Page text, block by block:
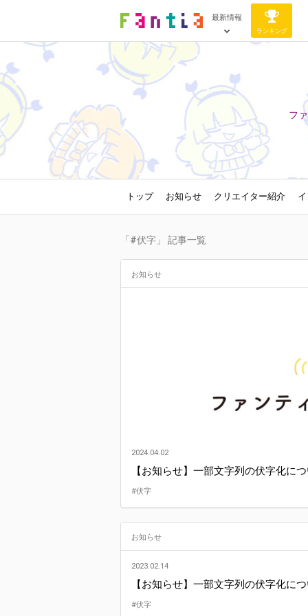
最新情報
ランキング
フ
トップ お知らせ クリエイター紹介
「#伏字」 記事一覧
お知らせ
2024.04.02
【お知らせ】一部文字列の伏字化に
#伏字
お知らせ
2023.02.14
【お知らせ】一部文字列の伏字化に
#伏字